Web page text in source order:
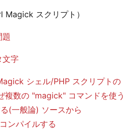
Magick スクリプト）
文字
シェル/PHP スクリプトの
複数の "magick" コマンドを使う
(一般論) ソースから
ンパイルする